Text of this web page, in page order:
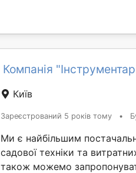
Компанія
Київ
Зареєстрований 5 років тому •
Ми є найбільшим
садової техніки та
також можемо